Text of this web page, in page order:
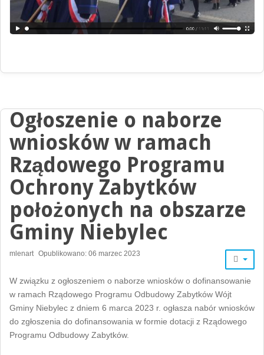
Ogłoszenie o naborze
wniosków w ramach
Rządowego Programu
Ochrony Zabytków
położonych na obszarze
Gminy Niebylec
mlenart Opublikowano: 06 marzec 2023
W związku z ogłoszeniem o naborze wniosków o dofinansowanie
w ramach Rządowego Programu Odbudowy Zabytków Wójt
Gminy Niebylec z dniem 6 marca 2023 r. ogłasza nabór wniosków
do zgłoszenia do dofinansowania w formie dotacji z Rządowego
Programu Odbudowy Zabytków.